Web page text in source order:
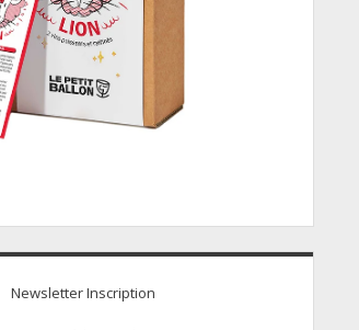
Newsletter Inscription